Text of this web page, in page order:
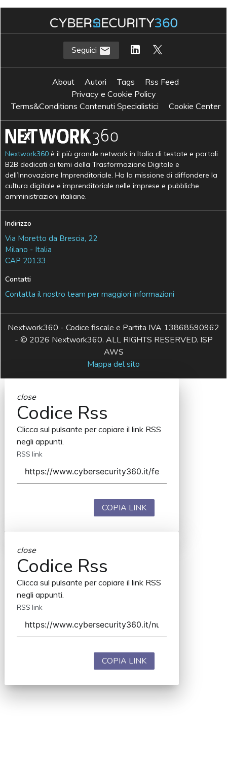
Seguici
About Autori Tags
Rss Feed
Privacy e Cookie Policy
Terms&Conditions Contenuti Specialistici
Cookie Center
Nextwork360 è il più grande network in Italia di testate e portali
B2B dedicati ai temi della Trasformazione Digitale e
dell’Innovazione Imprenditoriale. Ha la missione di diffondere la
cultura digitale e imprenditoriale nelle imprese e pubbliche
amministrazioni italiane.
Indirizzo
Via Moretto da Brescia, 22
Milano - Italia
CAP 20133
Contatti
Contatta il nostro team per maggiori informazioni
Nextwork360 - Codice fiscale e Partita IVA 13868590962
- © 2026 Nextwork360. ALL RIGHTS RESERVED. ISP
AWS
Mappa del sito
close
Codice Rss
Clicca sul pulsante per copiare il link RSS
negli appunti.
RSS link
COPIA LINK
close
Codice Rss
Clicca sul pulsante per copiare il link RSS
negli appunti.
RSS link
COPIA LINK